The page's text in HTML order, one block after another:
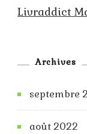
Livraddict
Archives
septembre
août 2022